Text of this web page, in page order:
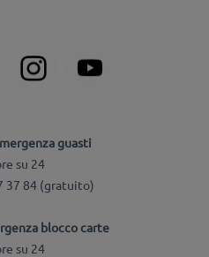
guasti
su 24
37 84 (gratuito)
blocco carte
su 24